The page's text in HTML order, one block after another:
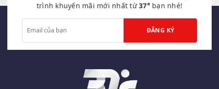
trình khuyến mãi mới nhất từ37°bạn nhé!